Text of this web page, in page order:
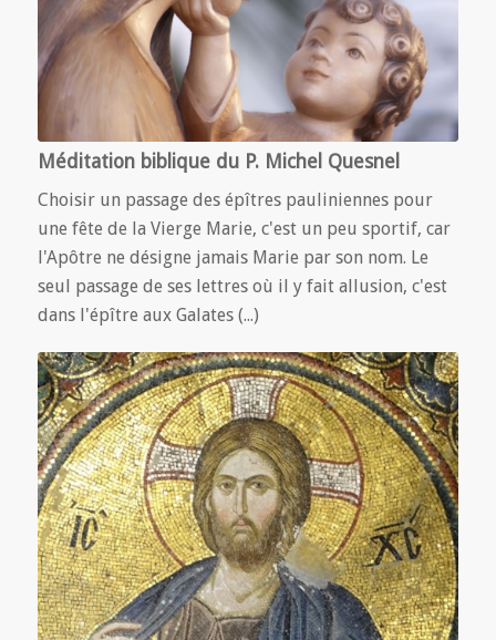
Méditation biblique du P. Michel Quesnel
Choisir un passage des épîtres pauliniennes pour
une fête de la Vierge Marie, c'est un peu sportif, car
l'Apôtre ne désigne jamais Marie par son nom. Le
seul passage de ses lettres où il y fait allusion, c'est
dans l'épître aux Galates (...)